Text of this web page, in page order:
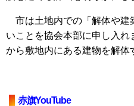
市は土地内での「解体や建
いことを協会本部に申し入れ
から敷地内にある建物を解体
赤旗YouTube